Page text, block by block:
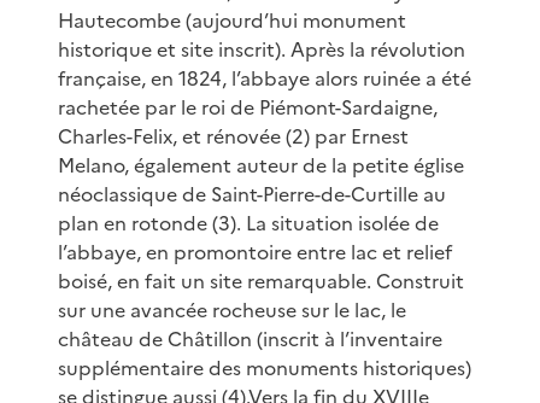
Hautecombe (aujourd’hui monument
historique et site inscrit). Après la révolution
française, en 1824, l’abbaye alors ruinée a été
rachetée par le roi de Piémont-Sardaigne,
Charles-Felix, et rénovée (2) par Ernest
Melano, également auteur de la petite église
néoclassique de Saint-Pierre-de-Curtille au
plan en rotonde (3). La situation isolée de
l’abbaye, en promontoire entre lac et relief
boisé, en fait un site remarquable. Construit
sur une avancée rocheuse sur le lac, le
château de Châtillon (inscrit à l’inventaire
supplémentaire des monuments historiques)
se distingue aussi (4).Vers la fin du XVIIIe